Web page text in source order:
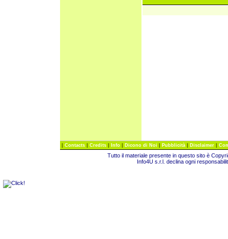
| Contacts | Credits | Info | Dicono di Noi | Pubblicità | Disclaimer |
Tutto il materiale presente in questo sito è
Info4U s.r.l. declina ogni